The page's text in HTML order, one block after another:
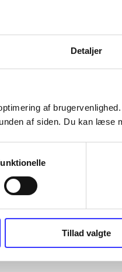
Detaljer
af
af siden. Du kan læse
Tillad valgte